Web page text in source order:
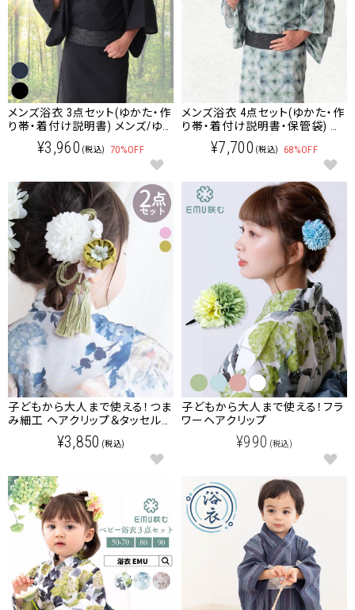
メンズ浴衣 3点セット(ゆかた・作
り帯・着付け説明書) メンズ/ゆ
¥3,960 (税込) 70%OFF
メンズ浴衣 4点セット(ゆかた・作
り帯・着付け説明書・保管袋) 接
触冷感加工 メンズ/ゆかた
¥7,700 (税込) 68%OFF
子どもから大人まで使える！つま
み細工 ヘアクリップ＆タッセルピ
ン 2点セット¥3,850 (税込)
子どもから大人まで使える！フラ
ワーヘアクリップ
¥990 (税込)